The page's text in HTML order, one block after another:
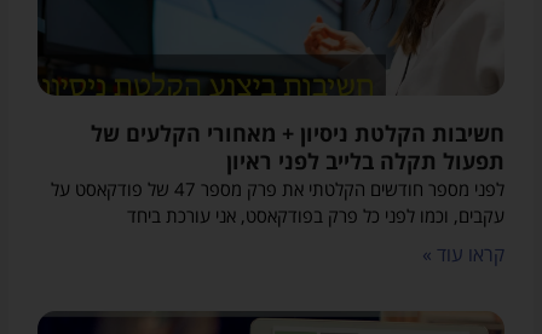
חשיבות הקלטת ניסיון + מאחורי הקלעים של
תפעול תקלה בלייב לפני ראיון
לפני מספר חודשים הקלטתי את פרק מספר 47 של פודקאסט על
עקבים, וכמו לפני כל פרק בפודקאסט, אני עורכת ביחד
קראו עוד »